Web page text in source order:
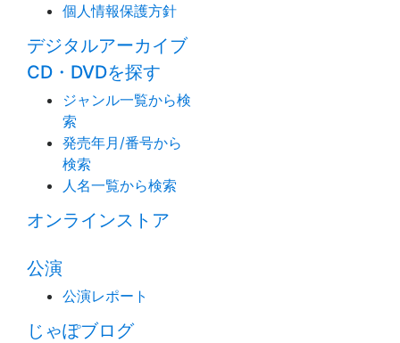
個人情報保護方針
デジタルアーカイブ
CD・DVDを探す
ジャンル一覧から検
索
発売年月/番号から
検索
人名一覧から検索
オンラインストア
公演
公演レポート
じゃぽブログ